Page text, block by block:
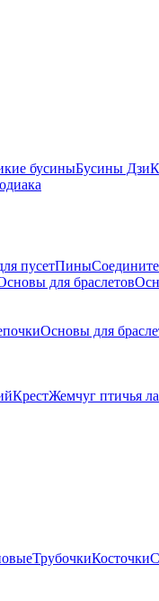
бусиныБусины Дзи
пусетПины
для браслетов
Основы для
КрестЖемчуг птичья
ТрубочкиКосточки